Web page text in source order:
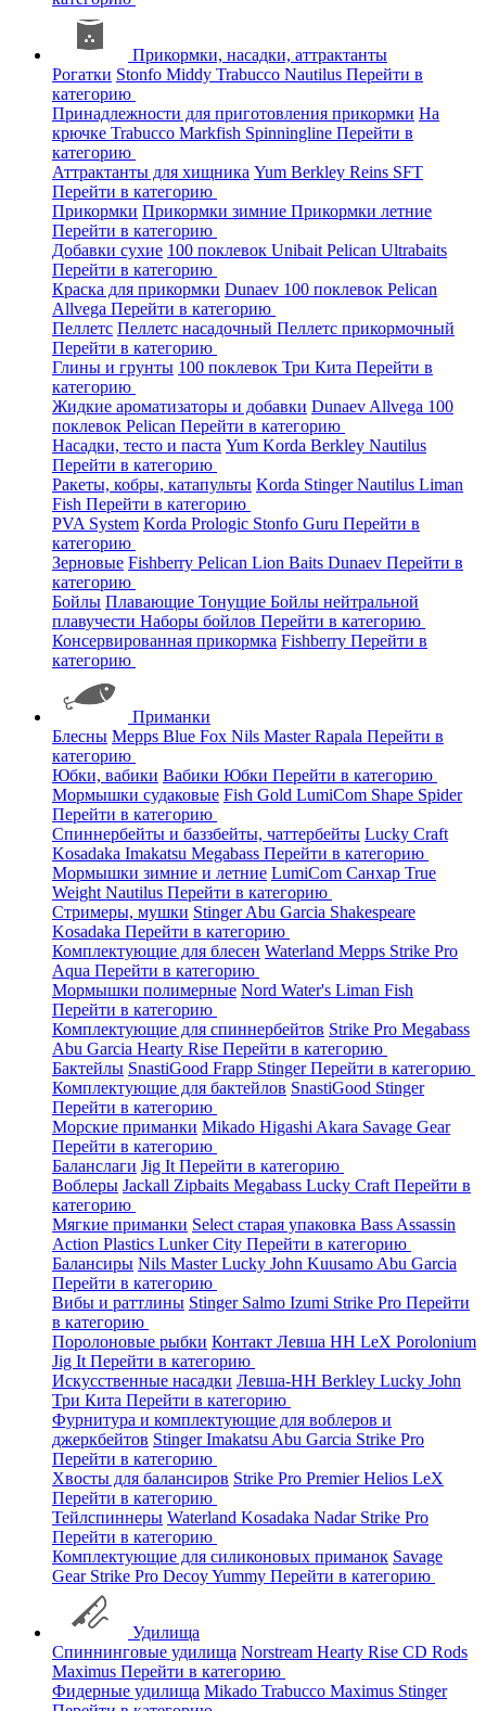
Прикормки, насадки, аттрактанты
Рогатки Stonfo Middy Trabucco Nautilus Перейти в
категорию
Принадлежности для приготовления прикормки На
крючке Trabucco Markfish Spinningline Перейти в
категорию
Аттрактанты для хищника Yum Berkley Reins SFT
Перейти в категорию
Прикормки Прикормки зимние Прикормки летние
Перейти в категорию
Добавки сухие 100 поклевок Unibait Pelican Ultrabaits
Перейти в категорию
Краска для прикормки Dunaev 100 поклевок Pelican
Allvega Перейти в категорию
Пеллетс Пеллетс насадочный Пеллетс прикормочный
Перейти в категорию
Глины и грунты 100 поклевок Три Кита Перейти в
категорию
Жидкие ароматизаторы и добавки Dunaev Allvega 100
поклевок Pelican Перейти в категорию
Насадки, тесто и паста Yum Korda Berkley Nautilus
Перейти в категорию
Ракеты, кобры, катапульты Korda StingerNautilus Liman
Fish Перейти в категорию
PVA System Korda Prologic Stonfo Guru Перейти в
категорию
Зерновые Fishberry Pelican Lion Baits Dunaev Перейти в
категорию
Бойлы Плавающие Тонущие Бойлы нейтральной
плавучести Наборы бойлов Перейти в категорию
Консервированная прикормка Fishberry Перейти в
категорию
Приманки
Блесны Mepps Blue Fox Nils MasterRapala Перейти в
категорию
Юбки, вабики Вабики Юбки Перейти в категорию
Мормышки судаковые Fish Gold LumiCom Shape Spider
Перейти в категорию
Спиннербейты и баззбейты, чаттербейты Lucky Craft
Kosadaka Imakatsu Megabass Перейти в категорию
Мормышки зимние и летние LumiCom Санхар True
Weight Nautilus Перейти в категорию
Стримеры, мушки StingerAbu Garcia Shakespeare
Kosadaka Перейти в категорию
Комплектующие для блесен Waterland Mepps Strike Pro
Aqua Перейти в категорию
Мормышки полимерные Nord Water's Liman Fish
Перейти в категорию
Комплектующие для спиннербейтов Strike Pro Megabass
Abu Garcia Hearty Rise Перейти в категорию
Бактейлы SnastiGood Frapp StingerПерейти в категорию
Комплектующие для бактейлов SnastiGood Stinger
Перейти в категорию
Морские приманки Mikado Higashi Akara Savage Gear
Перейти в категорию
Баланслаги Jig It Перейти в категорию
Воблеры Jackall Zipbaits Megabass Lucky Craft Перейти в
категорию
Мягкие приманки Select старая упаковка Bass Assassin
Action Plastics Lunker City Перейти в категорию
Балансиры Nils MasterLucky John Kuusamo Abu Garcia
Перейти в категорию
Вибы и раттлины Stinger Salmo Izumi Strike Pro Перейти
в категорию
Поролоновые рыбки Контакт Левша НН LeX Porolonium
Jig It Перейти в категорию
Искусственные насадки Левша-НН Berkley Lucky John
Три Кита Перейти в категорию
Фурнитура и комплектующие для воблеров и
джеркбейтов StingerImakatsu Abu Garcia Strike Pro
Перейти в категорию
Хвосты для балансиров Strike Pro PremierHelios LeX
Перейти в категорию
Тейлспиннеры Waterland Kosadaka Nadar Strike Pro
Перейти в категорию
Комплектующие для силиконовых приманок Savage
Gear Strike Pro DecoyYummy Перейти в категорию
Удилища
Спиннинговые удилища Norstream Hearty Rise CD Rods
Maximus Перейти в категорию
Фидерные удилища Mikado Trabucco Maximus Stinger